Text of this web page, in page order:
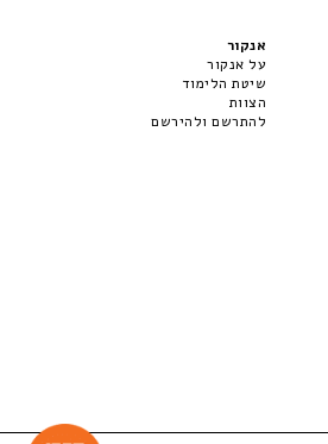
אנקור
על אנקור
שיטת הלימוד
הצוות
להתרשם ולהירשם